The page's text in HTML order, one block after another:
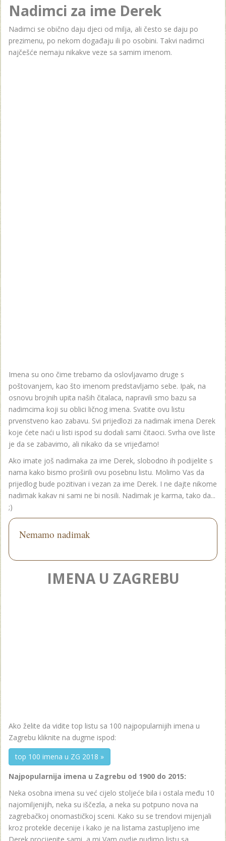
Nadimci za ime Derek
Nadimci se obično daju djeci od milja, ali često se daju po
prezimenu, po nekom događaju ili po osobini. Takvi nadimci
najčešće nemaju nikakve veze sa samim imenom.
Imena su ono čime trebamo da oslovljavamo druge s
poštovanjem, kao što imenom predstavljamo sebe. Ipak, na
osnovu brojnih upita naših čitalaca, napravili smo bazu sa
nadimcima koji su oblici ličnog imena. Svatite ovu listu
prvenstveno kao zabavu. Svi prijedlozi za nadimak imena Derek
koje ćete naći u listi ispod su dodali sami čitaoci. Svrha ove liste
je da se zabavimo, ali nikako da se vrijeđamo!
Ako imate još nadimaka za ime Derek, slobodno ih podijelite s
nama kako bismo proširili ovu posebnu listu. Molimo Vas da
prijedlog bude pozitivan i vezan za ime Derek. I ne dajte nikome
nadimak kakav ni sami ne bi nosili. Nadimak je karma, tako da...
;)
Nemamo nadimak
IMENA U ZAGREBU
Ako želite da vidite top listu sa 100 najpopularnijih imena u
Zagrebu kliknite na dugme ispod:
top 100 imena u ZG 2018 »
Najpopularnija imena u Zagrebu od 1900 do 2015:
Neka osobna imena su već cijelo stoljeće bila i ostala među 10
najomiljenijih, neka su iščezla, a neka su potpuno nova na
zagrebačkoj onomastičkoj sceni. Kako su se trendovi mijenjali
kroz protekle decenije i kako je na listama zastupljeno ime
Derek procijenite sami, a mi Vam ovdje nudimo listu sa